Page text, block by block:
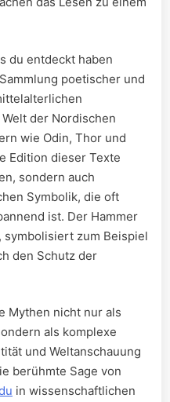
du⁢ entdeckt haben
poetischer und‌
⁣der Nordischen⁤
wie Odin, Thor ‌und
Edition dieser Texte
sondern auch‍
Symbolik, die oft‍
ist. Der Hammer
symbolisiert zum Beispiel
den Schutz der
Mythen nicht nur als
als komplexe
und ​Weltanschauung​
berühmte⁢ Sage ⁢von​
in‌ wissenschaftlichen